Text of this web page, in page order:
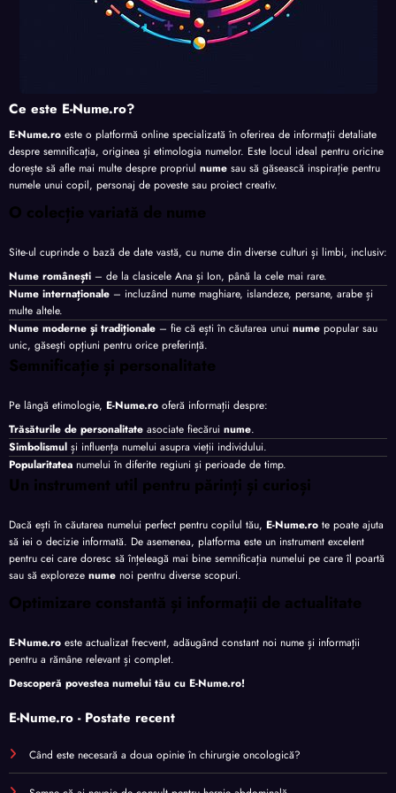
Ce este E-Nume.ro?
E-Nume.ro este o platformă online specializată în oferirea de informații detaliate
despre semnificația, originea și etimologia numelor. Este locul ideal pentru oricine
dorește să afle mai multe despre propriul nume sau să găsească inspirație pentru
numele unui copil, personaj de poveste sau proiect creativ.
O colecție variată de nume
Site-ul cuprinde o bază de date vastă, cu nume din diverse culturi și limbi, inclusiv:
Nume românești – de la clasicele Ana și Ion, până la cele mai rare.
Nume internaționale – incluzând nume maghiare, islandeze, persane, arabe și
multe altele.
Nume moderne și tradiționale – fie că ești în căutarea unui nume popular sau
unic, găsești opțiuni pentru orice preferință.
Semnificație și personalitate
Pe lângă etimologie, E-Nume.ro oferă informații despre:
Trăsăturile de personalitate asociate fiecărui nume.
Simbolismul și influența numelui asupra vieții individului.
Popularitatea numelui în diferite regiuni și perioade de timp.
Un instrument util pentru părinți și curioși
Dacă ești în căutarea numelui perfect pentru copilul tău, E-Nume.ro te poate ajuta
să iei o decizie informată. De asemenea, platforma este un instrument excelent
pentru cei care doresc să înțeleagă mai bine semnificația numelui pe care îl poartă
sau să exploreze nume noi pentru diverse scopuri.
Optimizare constantă și informații de actualitate
E-Nume.ro este actualizat frecvent, adăugând constant noi nume și informații
pentru a rămâne relevant și complet.
Descoperă povestea numelui tău cu E-Nume.ro!
E-Nume.ro - Postate recent
Când este necesară a doua opinie în chirurgie oncologică?